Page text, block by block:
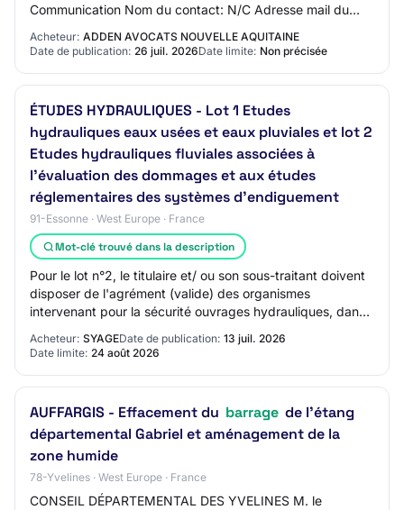
Communication Nom du contact: N/C Adresse mail du
Acheteur: ADDEN AVOCATS NOUVELLE AQUITAINE
Date de publication: 26 juil. 2026Date limite: Non précisée
ÉTUDES HYDRAULIQUES - Lot 1 Etudes
hydrauliques eaux usées et eaux pluviales et lot 2
Etudes hydrauliques fluviales associées à
l'évaluation des dommages et aux études
réglementaires des systèmes d'endiguement
91-Essonne · West Europe · France
Mot-clé trouvé dans la description
Pour le lot n°2, le titulaire et/ ou son sous-traitant doivent
disposer de l'agrément (valide) des organismes
intervenant pour la sécurité ouvrages hydrauliques, dans
Acheteur: SYAGEDate de publication: 13 juil. 2026
Date limite: 24 août 2026
AUFFARGIS - Effacement du barrage de l'étang
départemental Gabriel et aménagement de la
zone humide
78-Yvelines · West Europe · France
CONSEIL DÉPARTEMENTAL DES YVELINES M. le